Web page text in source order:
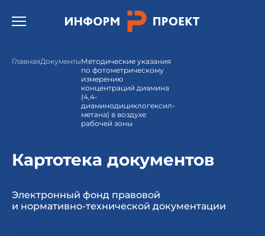
Открыть бургер меню.
ГлавнаяДокументыМетодические указания
по фотометрическому
измерению
концентраций диамина
(4,4-
диаминодициклогексил-
метана) в воздухе
рабочей зоны
Картотека документов
Электронный фонд правовой
и нормативно-технической документации